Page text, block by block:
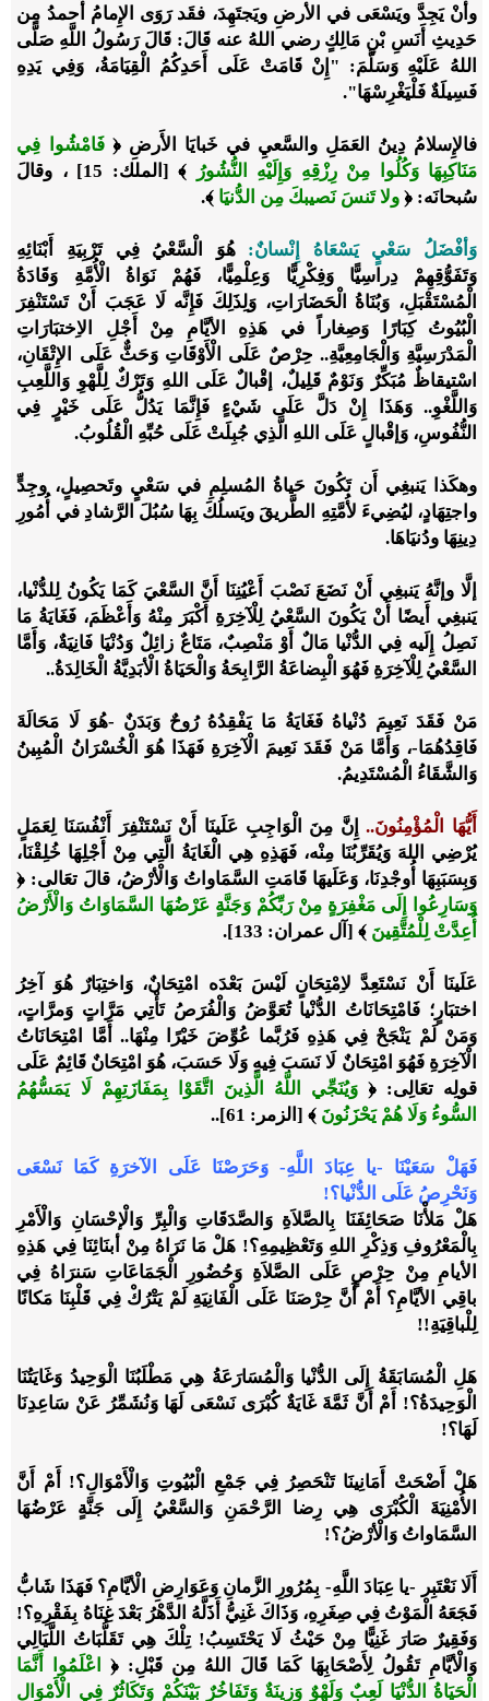
وأَنْ يَجِدَّ ويَسْعَى في الأرضِ ويَجتَهِدَ، فقَد رَوَى الإِمامُ أَحمدُ مِن
حَدِيثِ أَنَسِ بْنِ مَالِكٍ رضي اللهُ عنه قَالَ: قَالَ رَسُولُ اللَّهِ صَلَّى
اللهُ عَلَيْهِ وَسَلَّمَ: "إِنْ قَامَتْ عَلَى أَحَدِكُمُ الْقِيَامَةُ، وَفِي يَدِهِ
فَسِيلَةٌ فَلْيَغْرِسْهَا".
فالإِسلامُ دِينُ العَمَلِ والسَّعيِ في خَبايَا الأَرضِ﴿فَامْشُوا فِي
مَنَاكِبِهَا وَكُلُوا مِنْ رِزْقِهِ وَإِلَيْهِ النُّشُورُ
﴾ [الملك: 15]
، وقالَ
سُبحانَه: ﴿ ولا تَنسَ نَصيبكَ مِن الدُّنيَا ﴾.
وَأفْضَلُ سَعْيٍ يَسْعَاهُ إِنْسانٌ: هُوَ الْسَّعْيُ فِي تَرْبِيَةِ أَبْنَائِهِ
وَتَفَوُّقِهِمْ دِراسِيًّا وَفِكْرِيًّا وَعِلْمِيًّا، فَهُمْ نَوَاةُ الْأُمَّةِ وَقَادَةُ
الْمُسْتَقْبَلِ، وَبُنَاةُ الْحَضَارَاتِ، وَلِذَلِكَ فَإِنَّه لَا عَجَبَ أَنْ تَسْتَنْفِرَ
الْبُيُوتُ كِبَارًا وَصِغاراً في هَذِهِ الأيَّامِ مِنْ أَجْلِ الاِختبَارَاتِ
الْمَدْرَسِيَّةِ وَالْجَامِعِيَّةِ.. حِرْصٌ عَلَى الْأَوْقَاتِ وَحَثٌّ عَلَى الإِتْقَانِ،
اسْتيقاظٌ مُبَكِّرٌ وَنَوْمٌ قَلِيلٌ، إقْبالٌ عَلَى اللهِ وَتَرْكٌ لِلَّهْوِ وَاللَّعِبِ
وَاللَّغْوِ.. وَهَذَا إِنْ دَلَّ عَلَى شَيْءٍ فَإِنَّمَا يَدُلُّ عَلَى خَيْرٍ فِي
النُّفُوسِ، وَإقْبالٍ عَلَى اللهِ الَّذِي جُبِلَتْ عَلَى حُبِّهِ الْقُلُوبُ.
وهكَذا يَنبغِي أَن تَكُونَ حَياةُ المُسلِمِ في سَعْيٍ وتَحصِيلٍ، وجِدٍّ
واجتِهَادٍ، ليُضِيءَ لأُمَّتِهِ الطَّريقَ ويَسلُكَ بِهَا سُبُلَ الرَّشادِ في أُمُورِ
دِينِهَا ودُنيَاهَا.
إلَّا وإنَّهُ يَنبغِي أَنْ نَضَعَ نَصْبَ أَعْيُنِنَا أَنَّ السَّعْيَ كَمَا يَكُونُ لِلدُّنْيا،
يَنبغِي أَيضًا أَنْ يَكُونَ السَّعْيُ لِلْآخِرَةِ أَكْبَرَ مِنْهُ وَأَعْظَمَ، فَغَايَةُ مَا
نَصِلُ إِلَيه فِي الدُّنْيا مَالٌ أَوْ مَنْصِبٌ، مَتَاعٌ زائِلٌ وَدُنْيَا فَانِيَةٌ، وَأَمَّا
السَّعْيُ لِلْآخِرَةِ فَهُوَ الْبِضاعَةُ الرَّابِحَةُ وَالْحَيَاةُ الْأبَدِيَّةُ الْخَالِدَةُ..
مَنْ فَقَدَ نَعِيمَ دُنْياهُ فَغَايَةُ مَا يَفْقِدُهُ رُوحٌ وَبَدَنٌ -هُوَ لَا مَحَالَةَ
فَاقِدُهُمَا-، وَأَمَّا مَنْ فَقَدَ نَعِيمَ الْآخِرَةِ فَهَذَا هُوَ الْخُسْرَانُ الْمُبِينُ
وَالشَّقَاءُ الْمُسْتَدِيمُ.
أَيُّهَا الْمُؤْمِنُونَ..إِنَّ مِنَ الْوَاجِبِ عَلَينَا أَنْ نَسْتَنْفِرَ أَنْفُسَنَا لِعَمَلٍ
يُرْضِي اللهَ وَيُقَرِّبُنَا مِنْه، فَهَذِهِ هِي الْغَايَةُ الَّتِي مِنْ أَجْلِهَا خُلِقْنَا،
وَبِسَبَبِهَا أُوجْدِنَا، وَعَلَيهَا قَامَتِ السَّمَاواتُ وَالْأرْضُ، قالَ تعَالى: ﴿
وَسَارِعُوا إِلَى مَغْفِرَةٍ مِنْ رَبِّكُمْ وَجَنَّةٍ عَرْضُهَا السَّمَاوَاتُ وَالْأَرْضُ
أُعِدَّتْ لِلْمُتَّقِينَ ﴾ [آل عمران: 133] .
عَلَينَا أَنْ نَسْتَعِدَّ لاِمْتِحَانٍ لَيْسَ بَعْدَه امْتِحَانٌ، وَاختِبَارٌ هُوَ آخِرُ
اختبَارٍ؛ فَامْتِحَانَاتُ الدُّنْيا تُعَوَّضُ وَالْفُرَصُ تَأْتِي مَرَّاتٍ وَمرَّاتٍ،
وَمَنْ لَمْ يَنْجَحْ فِي هَذِهِ فَرُبَّما عُوِّضَ خَيْرًا مِنْهَا.. أَمَّا امْتِحَانَاتُ
الْآخِرَةِ فَهُوَ امْتِحَانٌ لَا نَسَبَ فِيهِ وَلَا حَسَبَ، هُوَ امْتِحَانٌ قَائِمٌ عَلَى
قولِه تعَالِى:﴿وَيُنَجِّي اللَّهُ الَّذِينَ اتَّقَوْا بِمَفَازَتِهِمْ لَا يَمَسُّهُمُ
السُّوءُ وَلَا هُمْ يَحْزَنُونَ ﴾ [الزمر: 61] ..
فَهَلْ سَعَيْنَا -يا عِبَادَ اللَّهِ- وَحَرَصْنَا عَلَى الآخرَةِ كَمَا نَسْعَى
وَنَحْرِصُ عَلَى الدُّنْيا؟!
هَلْ مَلأْنَا صَحَائِفَنَا بِالصَّلاَةِ وَالصَّدَقَاتِ وَالْبِرِّ وَالْإحْسَانِ وَالْأَمْرِ
بِالْمَعْرُوفِ وَذِكْرِ اللهِ وَتَعْظِيمِهِ؟! هَلْ مَا نَرَاهُ مِنْ أبنَائِنَا فِي هَذِهِ
الأيامِ مِنْ حِرْصٍ عَلَى الصَّلاَةِ وَحُضُورِ الْجَمَاعَاتِ سَنرَاهُ فِي
باقِي الأيَّامِ؟ أَمْ أَنَّ حِرْصَنَا عَلَى الْفَانِيَةِ لَمْ يَتْرُكْ فِي قَلْبِنَا مَكانًا
لِلْباقِيَةِ!!
هَلِ الْمُسَابَقَةُ إِلَى الدُّنْيا وَالْمُسَارَعَةُ هِي مَطْلَبُنَا الْوَحِيدُ وَغَايَتُنَا
الْوَحِيدَةُ؟! أَمْ أَنَّ ثَمَّةَ غَايَةٌ كُبْرَى نَسْعَى لَهَا وَنُشَمِّرُ عَنْ سَاعِدِنَا
لَهَا؟!
هَلْ أَضْحَتْ أَمَانِينَا تَنْحَصِرُ فِي جَمْعِ الْبُيُوتِ وَالْأَمْوَالِ؟! أَمْ أَنَّ
الأُمْنِيَةَ الْكُبْرَى هِي رِضا الرَّحْمَنِ وَالسَّعْيُ إِلَى جَنَّةٍ عَرْضُهَا
السَّمَاواتُ وَالْأرْضُ؟!
أَلَا نَعْتَبِر -يا عِبَادَ اللَّهِ- بِمُرُورِ الزَّمانِ وَعَوَارِضِ الْأيَّامِ؟ فَهَذَا شَابُّ
فَجَعَهُ الْمَوْتُ فِي صِغَرِهِ، وَذَاكَ غَنِيُّ أَذَلَّهُ الدَّهْرُ بَعْدَ غِنَاهُ بِفَقْرِهِ؟!
وَفَقِيرٌ صَارَ غَنِيًّا مِنْ حَيْثُ لَا يَحْتَسِبُ! تِلْكَ هِي تَقَلُّبَاتُ اللَّيَالِي
وَالْأيَّامِ تَقُولُ لِأَصْحَابِهَا كَمَا قَالَ اللهُ مِن قَبْلِ: ﴿
اعْلَمُوا أَنَّمَا
الْحَيَاةُ الدُّنْيَا لَعِبٌ وَلَهْوٌ وَزِينَةٌ وَتَفَاخُرٌ بَيْنَكُمْ وَتَكَاثُرٌ فِي الْأَمْوَالِ